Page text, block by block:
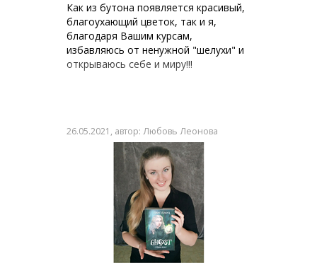
Как из бутона появляется красивый,
благоухающий цветок, так и я,
благодаря Вашим курсам,
избавляюсь от ненужной "шелухи" и
открываюсь себе и миру!!!
26.05.2021, автор: Любовь Леонова